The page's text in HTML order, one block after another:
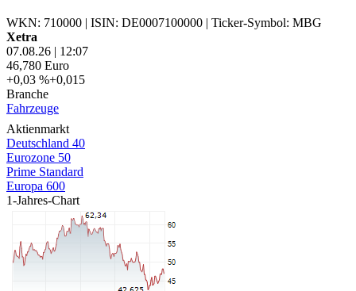
WKN: 710000 | ISIN: DE0007100000 | Ticker-Symbol: MBG
Xetra
07.08.26 | 12:07
46,780 Euro
+0,03 %+0,015
Branche
Fahrzeuge
Aktienmarkt
Deutschland 40
Eurozone 50
Prime Standard
Europa 600
1-Jahres-Chart